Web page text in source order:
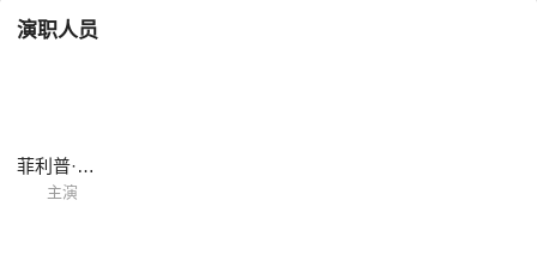
演职人员
菲利普·博伊德
主演